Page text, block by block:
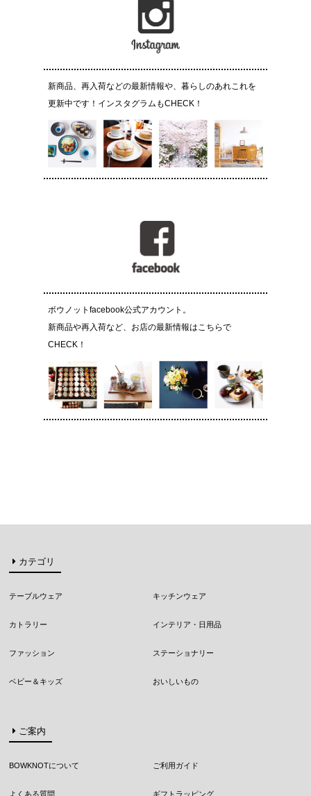
新商品、再入荷などの最新情報や、暮らしのあれこれを
更新中です！インスタグラムもCHECK！
ボウノットfacebook公式アカウント。
新商品や再入荷など、お店の最新情報はこちらで
CHECK！
カテゴリ
テーブルウェア キッチンウェア
カトラリー インテリア・日用品
ファッション ステーショナリー
ベビー＆キッズ おいしいもの
ご案内
BOWKNOTについて ご利用ガイド
よくある質問 ギフトラッピング